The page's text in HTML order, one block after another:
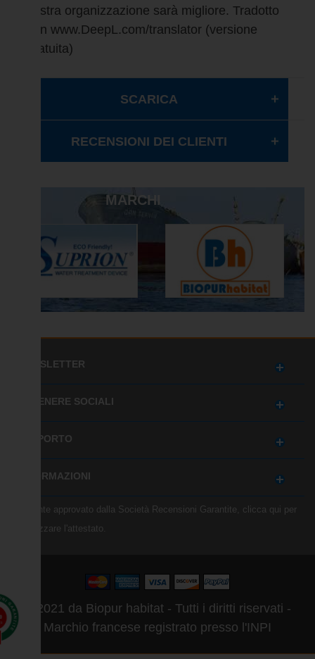
vostra organizzazione sarà migliore. Tradotto
con www.DeepL.com/translator (versione
gratuita)
SCARICA
RECENSIONI DEI CLIENTI
MARCHI
NEWSLETTER
OTTENERE SOCIALI
SUPPORTO
INFORMAZIONI
Mercante approvato dalla Società Recensioni Garantite, clicca qui per
visualizzare l'attestato
© 2021 da Biopur habitat - Tutti i diritti riservati -
Marchio francese registrato presso l'INPI